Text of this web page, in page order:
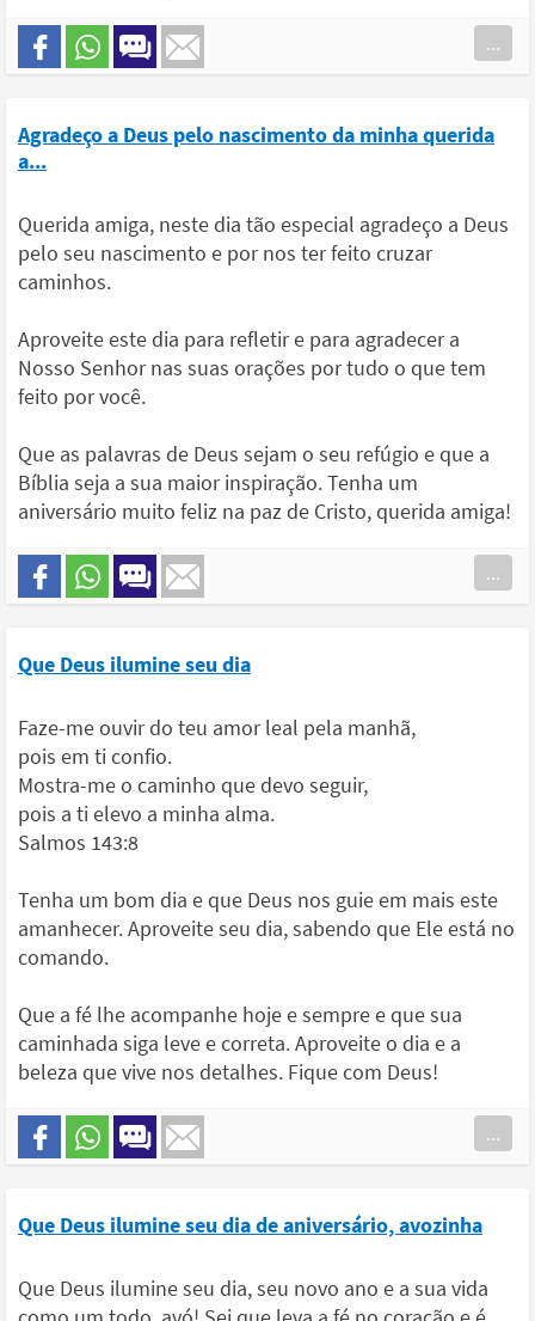
...
Agradeço a Deus pelo nascimento da minha querida
a...
Querida amiga, neste dia tão especial agradeço a Deus
pelo seu nascimento e por nos ter feito cruzar
caminhos.
Aproveite este dia para refletir e para agradecer a
Nosso Senhor nas suas orações por tudo o que tem
feito por você.
Que as palavras de Deus sejam o seu refúgio e que a
Bíblia seja a sua maior inspiração. Tenha um
aniversário muito feliz na paz de Cristo, querida amiga!
...
Que Deus ilumine seu dia
Faze-me ouvir do teu amor leal pela manhã,
pois em ti confio.
Mostra-me o caminho que devo seguir,
pois a ti elevo a minha alma.
Salmos 143:8
Tenha um bom dia e que Deus nos guie em mais este
amanhecer. Aproveite seu dia, sabendo que Ele está no
comando.
Que a fé lhe acompanhe hoje e sempre e que sua
caminhada siga leve e correta. Aproveite o dia e a
beleza que vive nos detalhes. Fique com Deus!
...
Que Deus ilumine seu dia de aniversário, avozinha
Que Deus ilumine seu dia, seu novo ano e a sua vida